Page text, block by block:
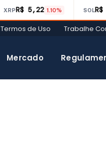
XRPR$ 5,22 1.10% SOL
Termos de Uso Trabalhe
Mercado